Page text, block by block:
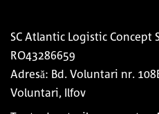
SC Atlantic Logistic Concept
RO43286659
Adresă: Bd. Voluntari nr.
Voluntari, Ilfov